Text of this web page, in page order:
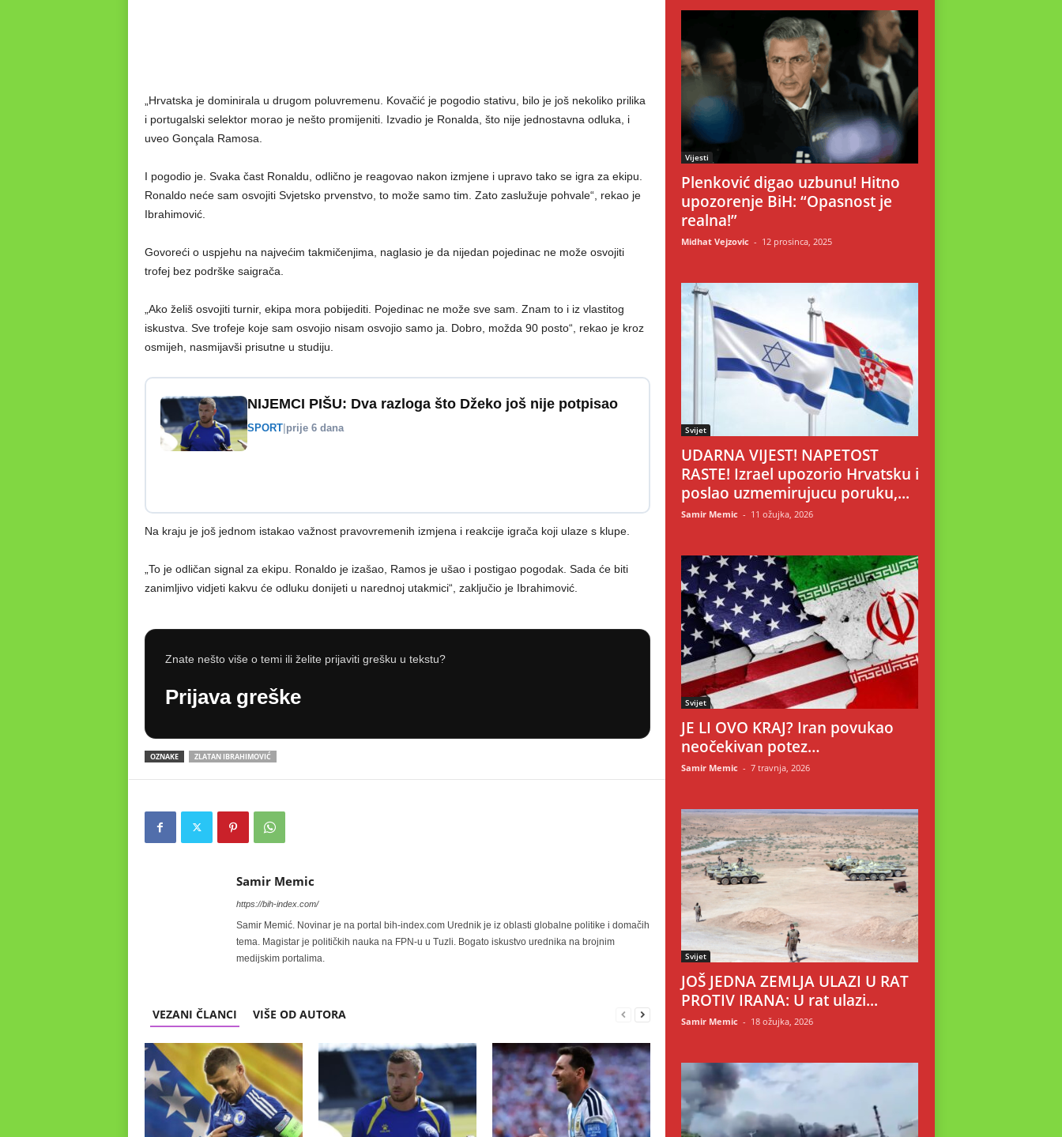
„Hrvatska je dominirala u drugom poluvremenu. Kovačić je pogodio stativu, bilo je još nekoliko prilika
i portugalski selektor morao je nešto promijeniti. Izvadio je Ronalda, što nije jednostavna odluka, i
uveo Gonçala Ramosa.
I pogodio je. Svaka čast Ronaldu, odlično je reagovao nakon izmjene i upravo tako se igra za ekipu.
Ronaldo neće sam osvojiti Svjetsko prvenstvo, to može samo tim. Zato zaslužuje pohvale“, rekao je
Ibrahimović.
Govoreći o uspjehu na najvećim takmičenjima, naglasio je da nijedan pojedinac ne može osvojiti
trofej bez podrške saigrača.
„Ako želiš osvojiti turnir, ekipa mora pobijediti. Pojedinac ne može sve sam. Znam to i iz vlastitog
iskustva. Sve trofeje koje sam osvojio nisam osvojio samo ja. Dobro, možda 90 posto“, rekao je kroz
osmijeh, nasmijavši prisutne u studiju.
NIJEMCI PIŠU: Dva razloga što Džeko još nije potpisao
SPORT| prije 6 dana
Na kraju je još jednom istakao važnost pravovremenih izmjena i reakcije igrača koji ulaze s klupe.
„To je odličan signal za ekipu. Ronaldo je izašao, Ramos je ušao i postigao pogodak. Sada će biti
zanimljivo vidjeti kakvu će odluku donijeti u narednoj utakmici“, zaključio je Ibrahimović.
Znate nešto više o temi ili želite prijaviti grešku u tekstu?
Prijava greške
OZNAKE ZLATAN IBRAHIMOVIĆ
Samir Memic
https://bih-index.com/
Samir Memić. Novinar je na portal bih-index.com Urednik je iz oblasti globalne politike i domačih
tema. Magistar je političkih nauka na FPN-u u Tuzli. Bogato iskustvo urednika na brojnim
medijskim portalima.
VEZANI ČLANCI VIŠE OD AUTORA
Vijesti
Plenković digao uzbunu! Hitno
upozorenje BiH: “Opasnost je
realna!”
Midhat Vejzovic - 12 prosinca, 2025
Svijet
UDARNA VIJEST! NAPETOST
RASTE! Izrael upozorio Hrvatsku i
poslao uzmemirujucu poruku,...
Samir Memic - 11 ožujka, 2026
Svijet
JE LI OVO KRAJ? Iran povukao
neočekivan potez…
Samir Memic - 7 travnja, 2026
Svijet
JOŠ JEDNA ZEMLJA ULAZI U RAT
PROTIV IRANA: U rat ulazi...
Samir Memic - 18 ožujka, 2026